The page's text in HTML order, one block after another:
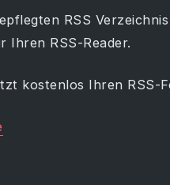
RSS
Ihren RSS-Reader.
kostenlos Ihren RSS-